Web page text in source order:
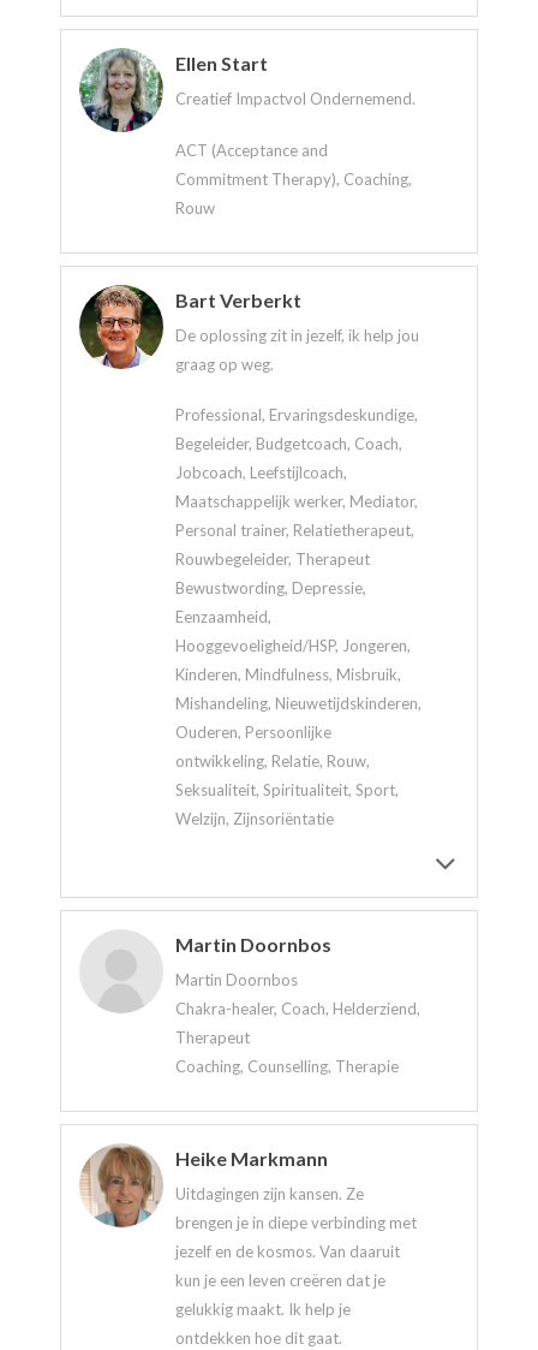
Ellen Start
Creatief Impactvol Ondernemend.
ACT (Acceptance and
Commitment Therapy), Coaching,
Rouw
Bart Verberkt
De oplossing zit in jezelf, ik help jou
graag op weg.
Professional, Ervaringsdeskundige,
Begeleider, Budgetcoach, Coach,
Jobcoach, Leefstijlcoach,
Maatschappelijk werker, Mediator,
Personal trainer, Relatietherapeut,
Rouwbegeleider, Therapeut
Bewustwording, Depressie,
Eenzaamheid,
Hooggevoeligheid/HSP, Jongeren,
Kinderen, Mindfulness, Misbruik,
Mishandeling, Nieuwetijdskinderen,
Ouderen, Persoonlijke
ontwikkeling, Relatie, Rouw,
Seksualiteit, Spiritualiteit, Sport,
Welzijn, Zijnsoriëntatie
Martin Doornbos
Martin Doornbos
Chakra-healer, Coach, Helderziend,
Therapeut
Coaching, Counselling, Therapie
Heike Markmann
Uitdagingen zijn kansen. Ze
brengen je in diepe verbinding met
jezelf en de kosmos. Van daaruit
kun je een leven creëren dat je
gelukkig maakt. Ik help je
ontdekken hoe dit gaat.